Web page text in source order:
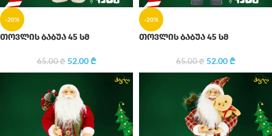
-20%
თოვლის ბაბუა 45 სმ
65.00₾ 52.00₾
-20%
თოვლის ბაბუა 45 სმ
65.00₾ 52.00₾